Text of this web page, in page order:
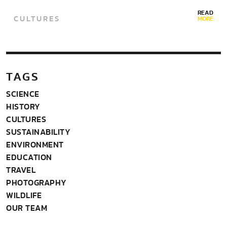
CULTURES READ
MORE
TAGS
SCIENCE
HISTORY
CULTURES
SUSTAINABILITY
ENVIRONMENT
EDUCATION
TRAVEL
PHOTOGRAPHY
WILDLIFE
OUR TEAM